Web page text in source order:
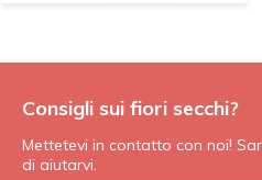
Consigli sui fiori secchi?
Mettetevi in contatto con noi!
di aiutarvi.